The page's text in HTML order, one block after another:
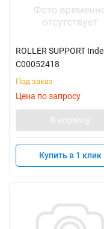
ROLLER SUPPORT
C00052418
Под заказ
Цена по запросу
В корзину
Купить в 1 клик